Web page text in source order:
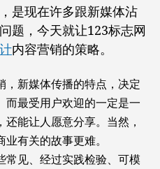
如
何
借
助
媒
体
来
做
制
定
是现在许多跟新媒体沾
题，今天就让123标志网
内容营销的策略。
，新媒体传播的特点，决定
而最受用户欢迎的一定是一
能让人愿意分享。当然，
有关的故事更难。
常见、经过实践检验、可模